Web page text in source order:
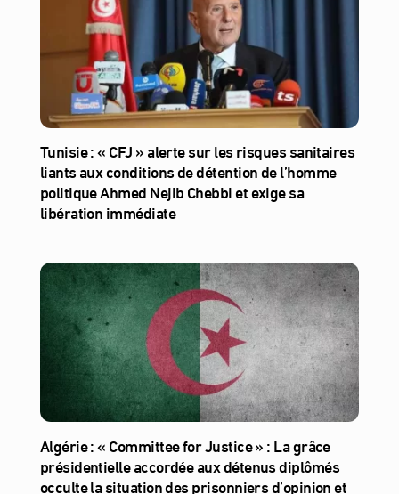
Tunisie : « CFJ » alerte sur les risques sanitaires
liants aux conditions de détention de l’homme
politique Ahmed Nejib Chebbi et exige sa
libération immédiate
Algérie : « Committee for Justice » : La grâce
présidentielle accordée aux détenus diplômés
occulte la situation des prisonniers d’opinion et